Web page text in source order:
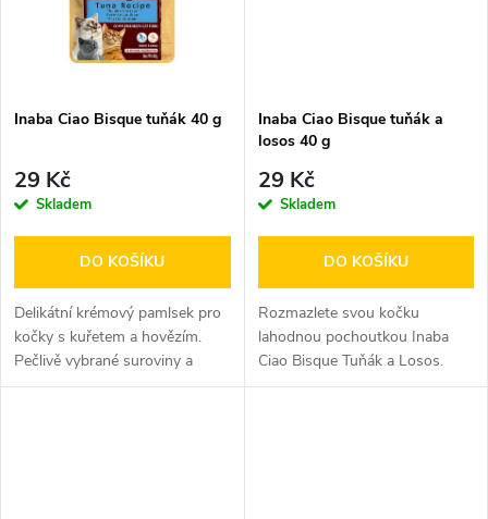
Inaba Ciao Bisque tuňák 40 g
29 Kč
Skladem
DO KOŠÍKU
Delikátní krémový pamlsek pro
kočky s kuřetem a hovězím.
Pečlivě vybrané suroviny a
přísně kontrolovaná čerstvost.
Inaba Ciao Bisque tuňák a
losos 40 g
29 Kč
Skladem
DO KOŠÍKU
Rozmazlete svou kočku
lahodnou pochoutkou Inaba
Ciao Bisque Tuňák a Losos.
Jemná polévka plná šťavnatých